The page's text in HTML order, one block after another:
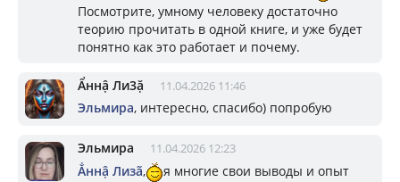
Посмотрите, умному человеку достаточно
теорию прочитать в одной книге, и уже будет
понятно как это работает и почему.
Ẩннậ Ли3ặ 11.04.2026 11:46
Эльмира, интересно, спасибо) попробую
Эльмира 11.04.2026 12:23
Ẳннậ Лизã,
я многие свои выводы и опыт